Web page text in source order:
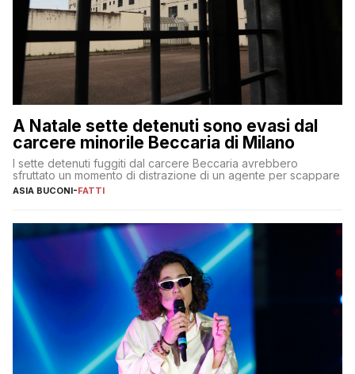
A Natale sette detenuti sono evasi dal
carcere minorile Beccaria di Milano
I sette detenuti fuggiti dal carcere Beccaria avrebbero
sfruttato un momento di distrazione di un agente per scappare
ASIA BUCONI-FATTI